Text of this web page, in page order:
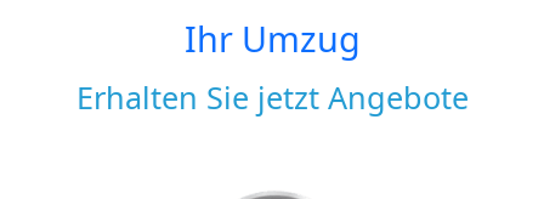
Ihr Umzug
Erhalten Sie jetzt Angebote